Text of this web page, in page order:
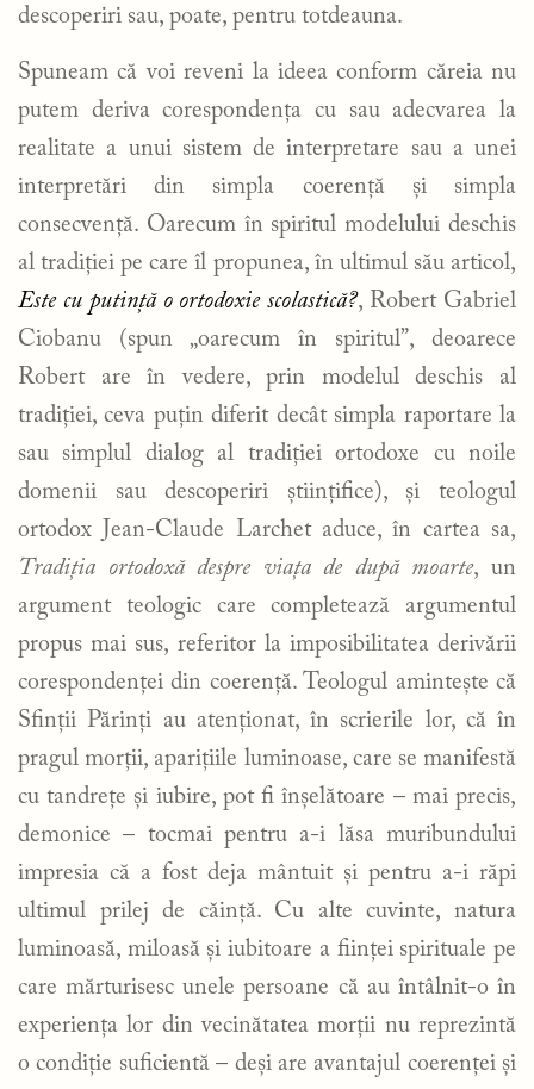
descoperiri sau, poate, pentru totdeauna.
Spuneam că voi reveni la ideea conform căreia nu
putem deriva corespondența cu sau adecvarea la
realitate a unui sistem de interpretare sau a unei
interpretări din simpla coerență și simpla
consecvență. Oarecum în spiritul modelului deschis
al tradiției pe care îl propunea, în ultimul său articol,
Este cu putință o ortodoxie scolastică?, Robert Gabriel
Ciobanu (spun „oarecum în spiritul”, deoarece
Robert are în vedere, prin modelul deschis al
tradiției, ceva puțin diferit decât simpla raportare la
sau simplul dialog al tradiției ortodoxe cu noile
domenii sau descoperiri științifice), și teologul
ortodox Jean-Claude Larchet aduce, în cartea sa,
Tradiția ortodoxă despre viața de după moarte, un
argument teologic care completează argumentul
propus mai sus, referitor la imposibilitatea derivării
corespondenței din coerență. Teologul amintește că
Sfinții Părinți au atenționat, în scrierile lor, că în
pragul morții, aparițiile luminoase, care se manifestă
cu tandrețe și iubire, pot fi înșelătoare – mai precis,
demonice – tocmai pentru a-i lăsa muribundului
impresia că a fost deja mântuit și pentru a-i răpi
ultimul prilej de căință. Cu alte cuvinte, natura
luminoasă, miloasă și iubitoare a ființei spirituale pe
care mărturisesc unele persoane că au întâlnit-o în
experiența lor din vecinătatea morții nu reprezintă
o condiție suficientă – deși are avantajul coerenței și